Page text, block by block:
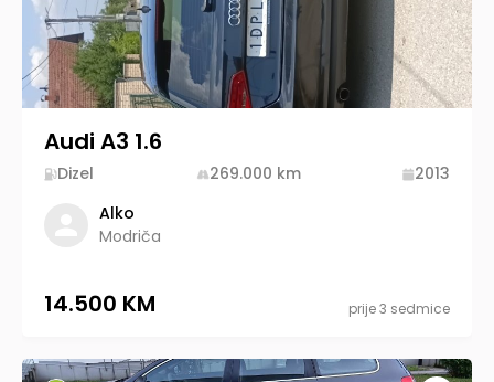
Audi A3 1.6
Dizel 269.000 km
2013
Alko
Modriča
14.500 KM prije 3 sedmice